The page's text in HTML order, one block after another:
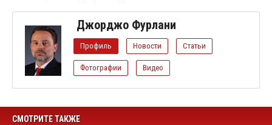
Джорджо Фурлани
Профиль Новости Статьи
Фотографии Видео
СМОТРИТЕ ТАКЖЕ